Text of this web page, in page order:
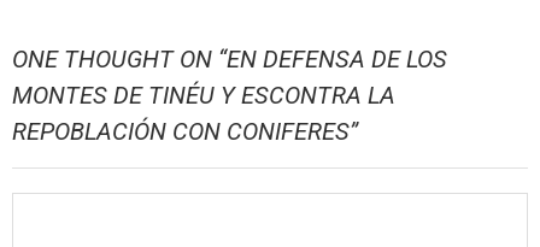
ONE THOUGHT ON “EN DEFENSA DE LOS
MONTES DE TINÉU Y ESCONTRA LA
REPOBLACIÓN CON CONIFERES”